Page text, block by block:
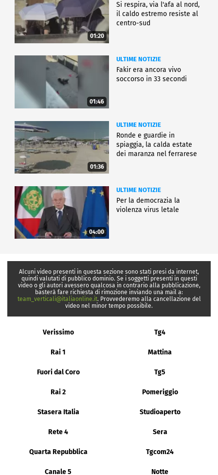
01:20
Si respira, via l'afa al nord,
il caldo estremo resiste al
centro-sud
01:46
ULTIME NOTIZIE
Fakir era ancora vivo
soccorso in 33 secondi
01:36
ULTIME NOTIZIE
Ronde e guardie in
spiaggia, la calda estate
dei maranza nel ferrarese
04:00
ULTIME NOTIZIE
Per la democrazia la
violenza virus letale
Alcuni video presenti in questa sezione sono stati presi da internet,
quindi valutati di pubblico dominio. Se i soggetti presenti in questi
video o gli autori avessero qualcosa in contrario alla pubblicazione,
basterà fare richiesta di rimozione inviando una mail a:
team_verticali@italiaonline.it. Provvederemo alla cancellazione del
video nel minor tempo possibile.
Verissimo Tg4
Rai 1 Mattina
Fuori dal Coro Tg5
Rai 2 Pomeriggio
Stasera Italia Studioaperto
Rete 4 Sera
Quarta Repubblica Tgcom24
Canale 5 Notte